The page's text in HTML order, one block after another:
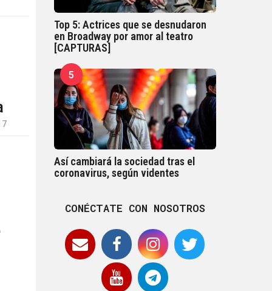
Top 5: Actrices que se desnudaron
en Broadway por amor al teatro
[CAPTURAS]
5
Así cambiará la sociedad tras el
coronavirus, según videntes
CONÉCTATE CON NOSOTROS